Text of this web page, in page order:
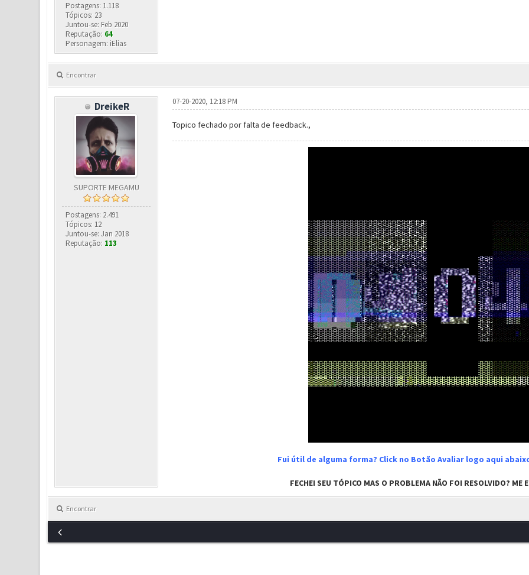
Postagens: 1.118
Tópicos: 23
Juntou-se: Feb 2020
Reputação: 64
Personagem: iElias
Encontrar
DreikeR
SUPORTE MEGAMU
Postagens: 2.491
Tópicos: 12
Juntou-se: Jan 2018
Reputação: 113
07-20-2020, 12:18 PM
Topico fechado por falta de feedback.,
Fui útil de alguma forma? Click no Botão Avaliar logo aqui
FECHEI SEU TÓPICO MAS O PROBLEMA NÃO FOI RESOLVIDO? ME
Encontrar